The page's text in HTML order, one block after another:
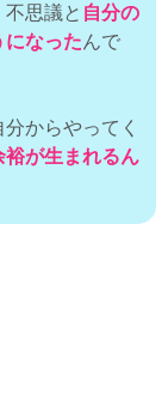
思議と 自分の
になったんで
からやってく
が生まれるん